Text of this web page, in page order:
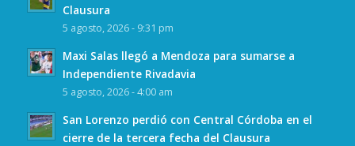
Clausura
5 agosto, 2026 - 9:31 pm
Maxi Salas llegó a Mendoza para sumarse a
Independiente Rivadavia
5 agosto, 2026 - 4:00 am
San Lorenzo perdió con Central Córdoba en el
cierre de la tercera fecha del Clausura